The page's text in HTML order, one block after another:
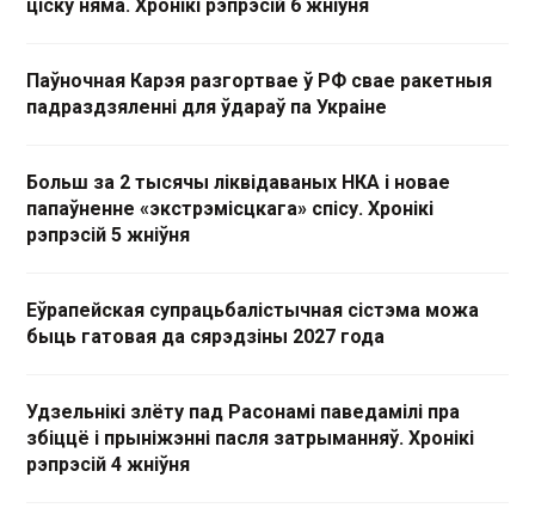
ціску няма. Хронікі рэпрэсій 6 жніўня
Паўночная Карэя разгортвае ў РФ свае ракетныя
падраздзяленні для ўдараў па Украіне
Больш за 2 тысячы ліквідаваных НКА і новае
папаўненне «экстрэмісцкага» спісу. Хронікі
рэпрэсій 5 жніўня
Еўрапейская супрацьбалістычная сістэма можа
быць гатовая да сярэдзіны 2027 года
Удзельнікі злёту пад Расонамі паведамілі пра
збіццё і прыніжэнні пасля затрыманняў. Хронікі
рэпрэсій 4 жніўня